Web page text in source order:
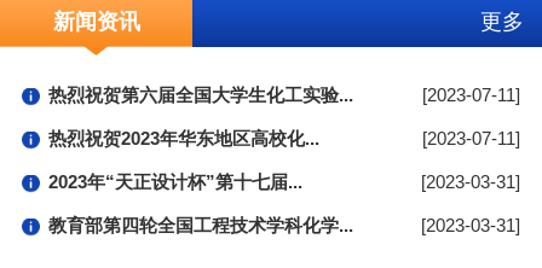
新闻资讯 更多
热烈祝贺第六届全国大学生化工实验... [2023-07-11]
热烈祝贺2023年华东地区高校化... [2023-07-11]
2023年“天正设计杯”第十七届... [2023-03-31]
教育部第四轮全国工程技术学科化学... [2023-03-31]